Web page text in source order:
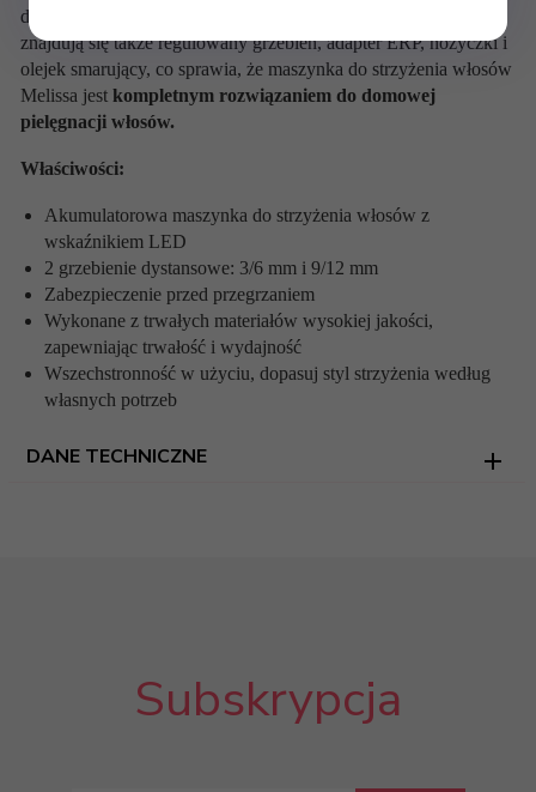
długotrwałą wydajność i higienę urządzenia. W zestawie
znajdują się także regulowany grzebień, adapter ERP, nożyczki i
olejek smarujący, co sprawia, że maszynka do strzyżenia włosów
Melissa jest kompletnym rozwiązaniem do domowej
pielęgnacji włosów.
Właściwości:
Akumulatorowa maszynka do strzyżenia włosów z
wskaźnikiem LED
2 grzebienie dystansowe: 3/6 mm i 9/12 mm
Zabezpieczenie przed przegrzaniem
Wykonane z trwałych materiałów wysokiej jakości,
zapewniając trwałość i wydajność
Wszechstronność w użyciu, dopasuj styl strzyżenia według
własnych potrzeb
DANE TECHNICZNE
Subskrypcja